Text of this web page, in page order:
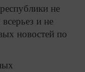
не
и не
новостей по